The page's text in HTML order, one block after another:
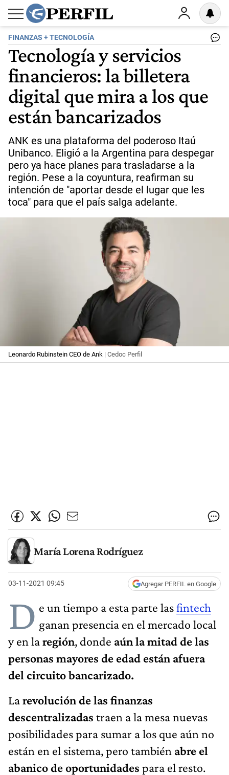
FINANZAS + TECNOLOGÍA
Tecnología y servicios
financieros: la billetera
digital que mira a los que
están bancarizados
ANK es una plataforma del poderoso Itaú
Unibanco. Eligió a la Argentina para despegar
pero ya hace planes para trasladarse a la
región. Pese a la coyuntura, reafirman su
intención de "aportar desde el lugar que les
toca" para que el país salga adelante.
Leonardo Rubinstein CEO de Ank | Cedoc Perfil
María Lorena Rodríguez
03-11-2021 09:45 Agregar PERFIL en Google
D e un tiempo a esta parte lasfintech
ganan presencia en el mercado local
y en laregión, donde aún la mitad de las
personas mayores de edad están afuera
del circuito bancarizado.
Larevolución de las finanzas
descentralizadas traen a la mesa nuevas
posibilidades para sumar a los que aún no
están en el sistema, pero también abre el
abanico de oportunidades para el resto.